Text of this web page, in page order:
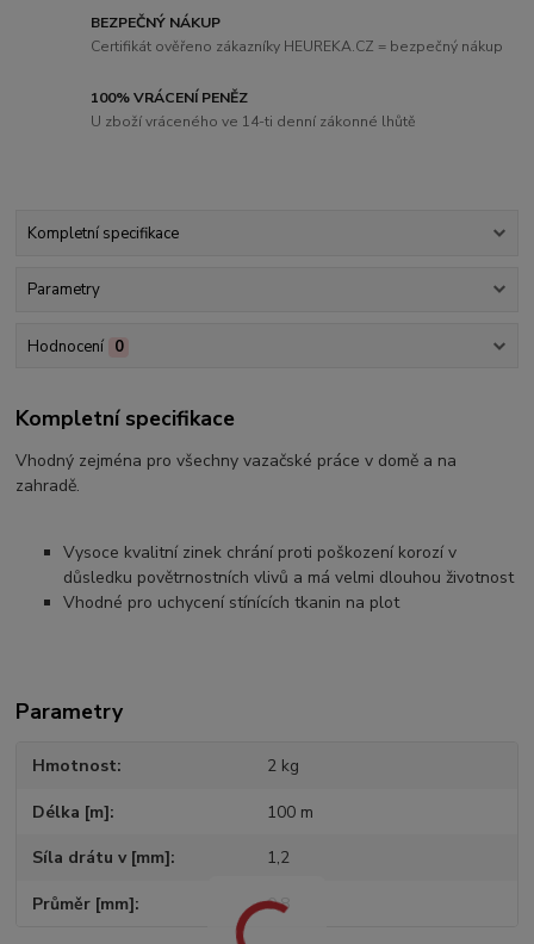
BEZPEČNÝ NÁKUP
Certifikát ověřeno zákazníky HEUREKA.CZ = bezpečný nákup
100% VRÁCENÍ PENĚZ
U zboží vráceného ve 14-ti denní zákonné lhůtě
Kompletní specifikace
Parametry
Hodnocení 0
Kompletní specifikace
Vhodný zejména pro všechny vazačské práce v domě a na
zahradě.
Vysoce kvalitní zinek chrání proti poškození korozí v
důsledku povětrnostních vlivů a má velmi dlouhou životnost
Vhodné pro uchycení stínících tkanin na plot
Parametry
Hmotnost 2 kg
Délka [m] 100 m
Síla drátu v [mm] 1,2
Průměr [mm] 0,8